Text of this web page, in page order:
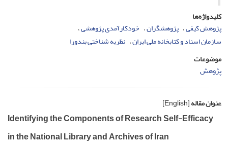
کلیدواژه‌ها
پژوهش کیفی پژوهشگران خودکارآمدی پژوهشی
سازمان اسناد و کتابخانه ملی ایران نظریه شناختی بندورا
موضوعات
پژوهش
عنوان مقاله[English]
Identifying the Components of Research Self-Efficacy
in the National Library and Archives of Iran